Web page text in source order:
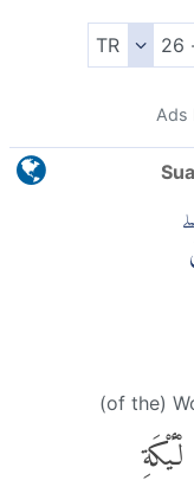
Ads
(of the)
لْـَٔيْكَةِ